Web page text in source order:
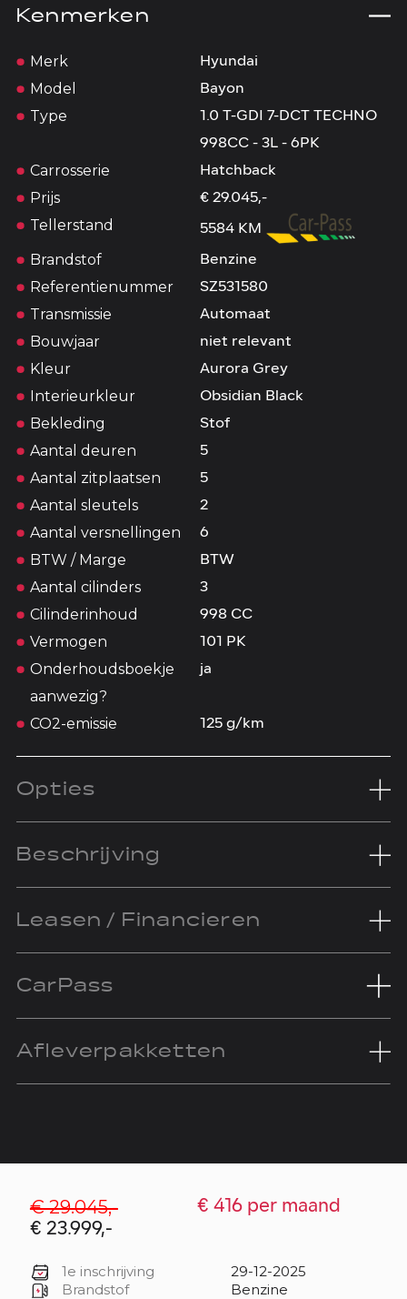
Kenmerken
Merk Hyundai
Model Bayon
Type
1.0 T-GDI 7-DCT TECHNO
998CC - 3L - 6PK
Carrosserie Hatchback
Prijs € 29.045,-
Tellerstand 5584 KM
Brandstof Benzine
Referentienummer SZ531580
Transmissie Automaat
Bouwjaar niet relevant
Kleur Aurora Grey
Interieurkleur Obsidian Black
Bekleding Stof
Aantal deuren 5
Aantal zitplaatsen 5
Aantal sleutels 2
Aantal versnellingen 6
BTW / Marge BTW
Aantal cilinders 3
Cilinderinhoud 998 CC
Vermogen 101 PK
Onderhoudsboekje
aanwezig?
ja
CO2-emissie 125 g/km
Opties
Beschrijving
Leasen / Financieren
CarPass
Afleverpakketten
€ 29.045,-
€ 23.999,-
€ 416 per maand
1e inschrijving
29-12-2025
Brandstof
Benzine